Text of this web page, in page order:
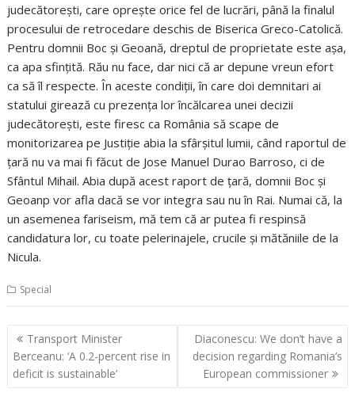
judecătoreşti, care opreşte orice fel de lucrări, până la finalul
procesului de retrocedare deschis de Biserica Greco-Catolică.
Pentru domnii Boc şi Geoană, dreptul de proprietate este aşa,
ca apa sfinţită. Rău nu face, dar nici că ar depune vreun efort
ca să îl respecte. În aceste condiţii, în care doi demnitari ai
statului girează cu prezenţa lor încălcarea unei decizii
judecătoreşti, este firesc ca România să scape de
monitorizarea pe Justiţie abia la sfârşitul lumii, când raportul de
ţară nu va mai fi făcut de Jose Manuel Durao Barroso, ci de
Sfântul Mihail. Abia după acest raport de ţară, domnii Boc şi
Geoanp vor afla dacă se vor integra sau nu în Rai. Numai că, la
un asemenea fariseism, mă tem că ar putea fi respinsă
candidatura lor, cu toate pelerinajele, crucile şi mătăniile de la
Nicula.
Special
Navigare
în
articole
Transport Minister
Berceanu: ‘A 0.2-percent rise in
deficit is sustainable’
Diaconescu: We don’t have a
decision regarding Romania’s
European commissioner